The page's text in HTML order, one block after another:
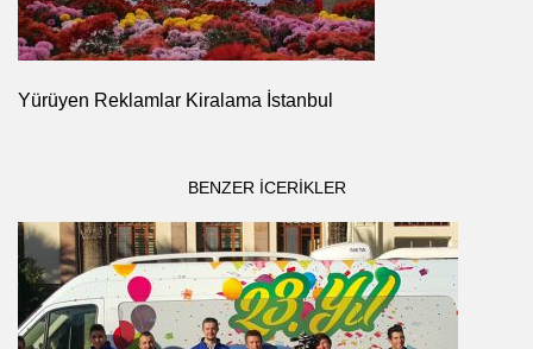
Yürüyen Reklamlar Kiralama İstanbul
BENZER ICERIKLER